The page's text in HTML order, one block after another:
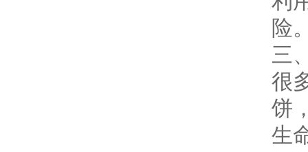
险
三
很
饼
生